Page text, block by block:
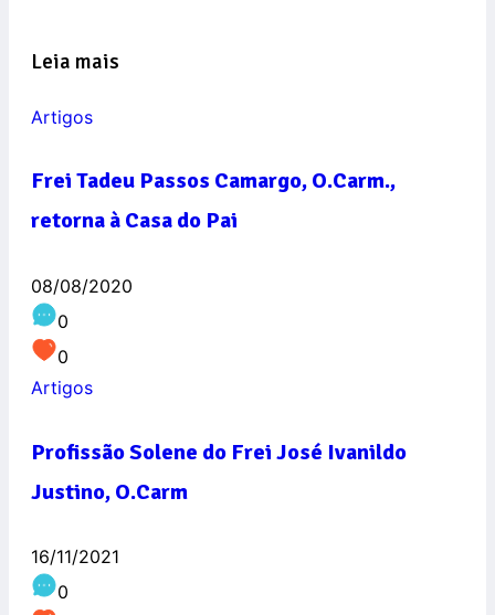
Leia mais
Artigos
Frei Tadeu Passos Camargo, O.Carm.,
retorna à Casa do Pai
08/08/2020
0
0
Artigos
Profissão Solene do Frei José Ivanildo
Justino, O.Carm
16/11/2021
0